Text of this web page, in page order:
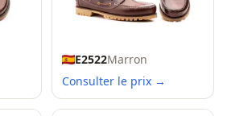
E2522Marron
Consulter le prix →